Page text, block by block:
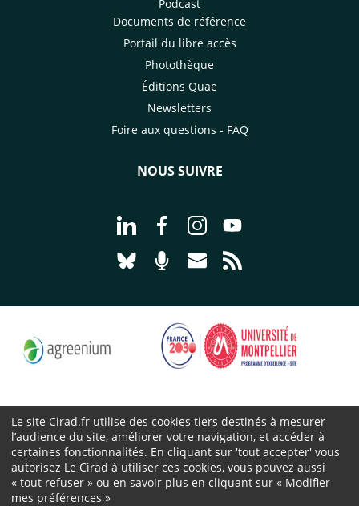
Podcast
Documents de référence
Portail du libre accès
Photothèque
Éditions Quae
Newsletters
Foire aux questions - FAQ
NOUS SUIVRE
Aller à la page Nous suivre sur
Aller à la page Nous suivre sur
Aller à la page Nous
Aller à la page
Aller à la page Nous suivre sur
Aller à la page Nourrir le
Aller à la page Nous
Cirad 2026 ©
Mentions légales
Protection des données personnelles
Le site Cirad.fr utilise des cookies tiers destinés à mesurer
l’audience du site, améliorer votre navigation, et accéder à
certaines fonctionnalités. En cliquant sur 'tout accepter' vous
autorisez Le Cirad à utiliser ces cookies, vous pouvez aussi
« tout refuser » ou en savoir plus en cliquant sur « Modifier
mes préférences »